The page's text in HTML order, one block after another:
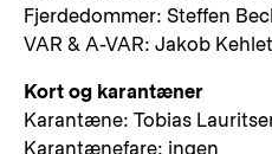
Fjerdedommer: Steffen
VAR & A-VAR: Jakob
Kort og karantæner
Karantæne: Tobias
Karantænefare: ingen